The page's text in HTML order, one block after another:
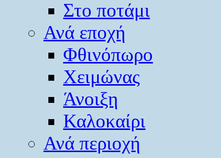
Στο ποτάμι
Ανά εποχή
Φθινόπωρο
Χειμώνας
Άνοιξη
Καλοκαίρι
Ανά περιοχή